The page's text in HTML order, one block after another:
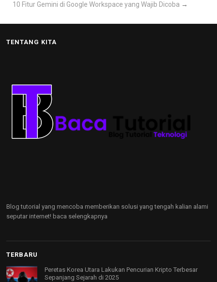
10 Fitur Gemini di Google Workspace yang Wajib Dicoba →
TENTANG KITA
Blog tutorial yang mencoba memberikan solusi yang tengah kalian alami
seputar internet! baca selengkapnya
TERBARU
Peretas Korea Utara Lakukan Pencurian Kripto Terbesar
Sepanjang Sejarah di 2025